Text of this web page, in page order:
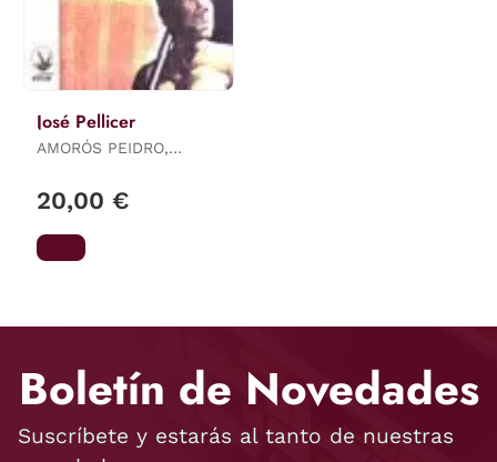
José Pellicer
AMORÓS PEIDRO,
20,00 €
Boletín de Novedades
Suscríbete y estarás al tanto de nuestras